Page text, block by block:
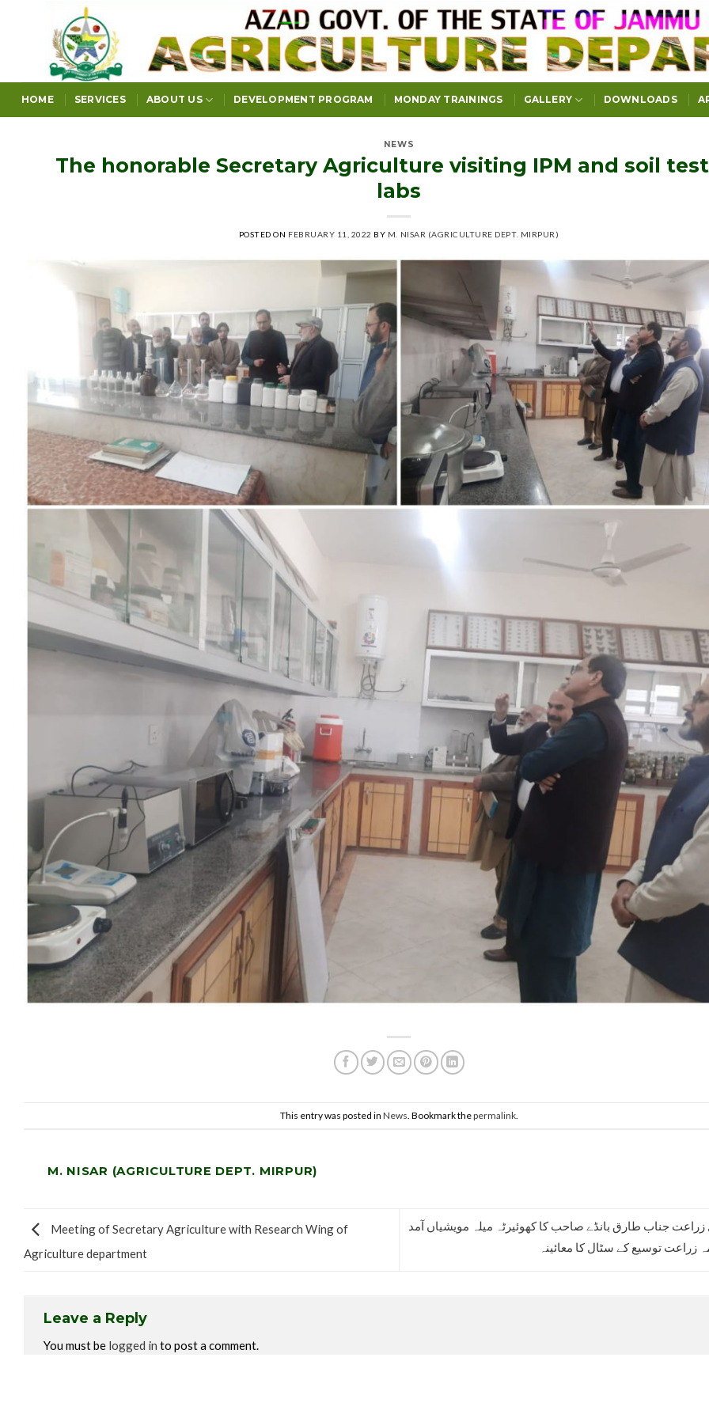
HOME SERVICES ABOUT US DEVELOPMENT PROGRAM MONDAY TRAININGS GALLERY DOWNLOADS
NEWS
The honorable Secretary Agriculture visiting IPM and soil
labs
POSTED ON FEBRUARY 11, 2022 BY M. NISAR (AGRICULTURE DEPT. MIRPUR)
This entry was posted in News . Bookmark thepermalink.
M. NISAR (AGRICULTURE DEPT. MIRPUR)
Meeting of Secretary Agriculture with Research Wing of
Agriculture department
زراعت جناب طارق بانڈے صاحب کا کھوئیرٹہ میلہ مویشیاں آمد
Leave a Reply
You must be logged in to post a comment.